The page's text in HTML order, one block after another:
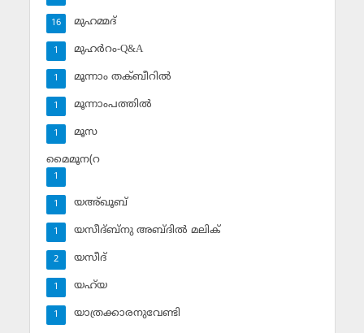
മുഹമ്മദ്‌
16
മുഹര്‍റം-Q&A
1
മൂന്നാം തക്ബീറില്‍
1
മൂന്നാംപത്തില്‍
1
മൂസ
1
മൈമൂന(റ
1
യഅ്ഖൂബ്‌
1
യസീദ്ബ്‌നു അബ്ദില്‍ മലിക്‌
1
യസീദ്‌
2
യഹ്‌യ
1
യാത്രക്കാരനുവേണ്ടി
1